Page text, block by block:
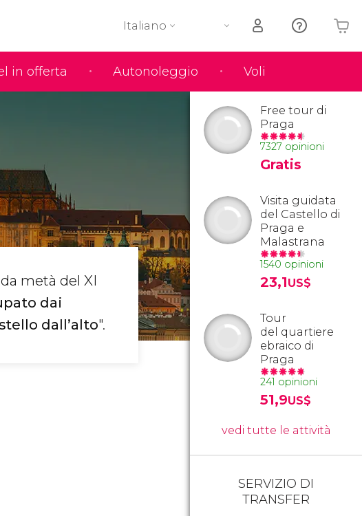
in offerta Autonoleggio Voli
Italiano
Il tuo carrello è vuoto
metà del XI
dai
dall’alto".
Free tour di
Praga
7327 opinioni
Gratis
Visita guidata
del Castello di
Praga e
Malastrana
1540 opinioni
23,1US$
Tour
del quartiere
ebraico di
Praga
241 opinioni
51,9US$
vedi tutte le attività
SERVIZIO DI
TRANSFER